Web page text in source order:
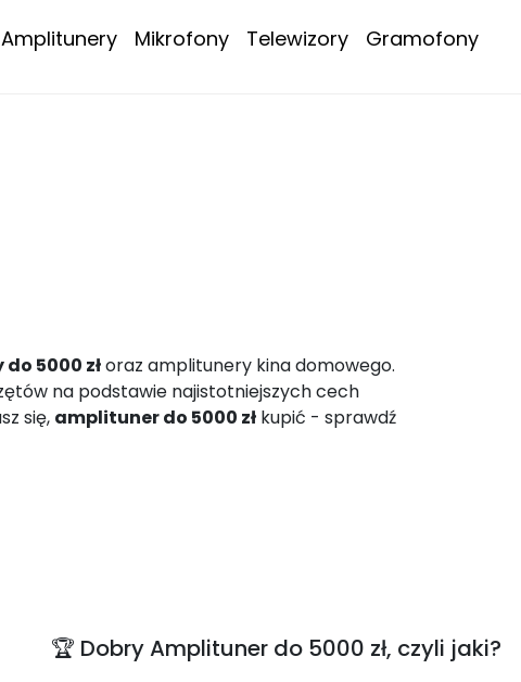
Amplitunery Mikrofony Telewizory Gramofony
5000 złoraz amplitunery kina domowego.
na podstawie najistotniejszych cech
się, amplituner do 5000 zł kupić - sprawdź
🏆 Dobry Amplituner do 5000 zł, czyli jaki?